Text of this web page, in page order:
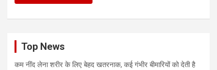
Top News
कम नींद लेना शरीर के लिए बेहद खतरनाक, कई गंभीर बीमारियों को देती है